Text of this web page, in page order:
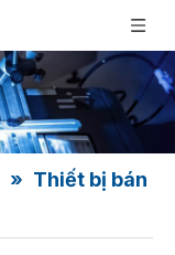
» Thiết bị bán